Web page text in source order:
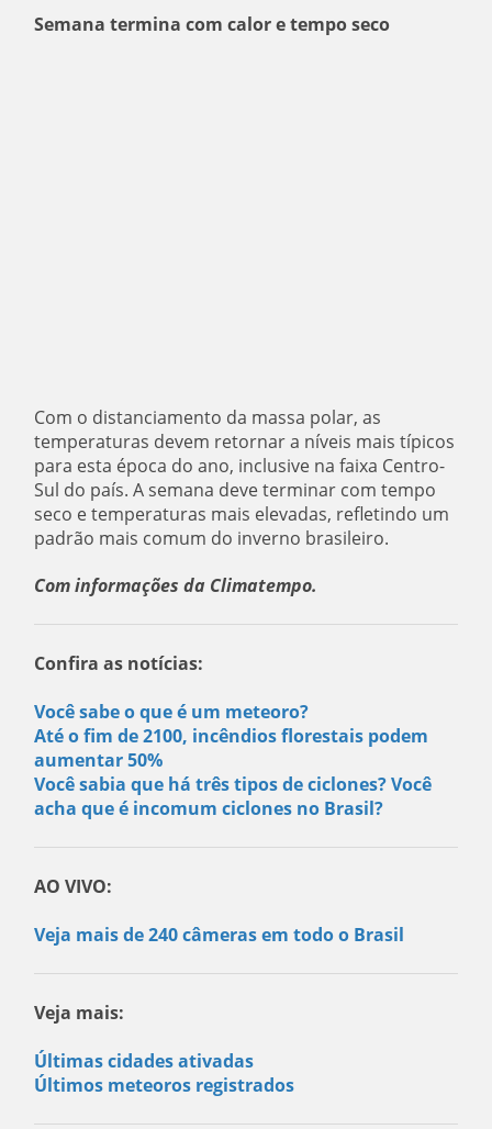
Semana termina com calor e tempo seco
Com o distanciamento da massa polar, as
temperaturas devem retornar a níveis mais típicos
para esta época do ano, inclusive na faixa Centro-
Sul do país. A semana deve terminar com tempo
seco e temperaturas mais elevadas, refletindo um
padrão mais comum do inverno brasileiro.
Com informações da Climatempo.
Confira as notícias:
Você sabe o que é um meteoro?
Até o fim de 2100, incêndios florestais podem
aumentar 50%
Você sabia que há três tipos de ciclones? Você
acha que é incomum ciclones no Brasil?
AO VIVO:
Veja mais de 240 câmeras em todo o Brasil
Veja mais:
Últimas cidades ativadas
Últimos meteoros registrados